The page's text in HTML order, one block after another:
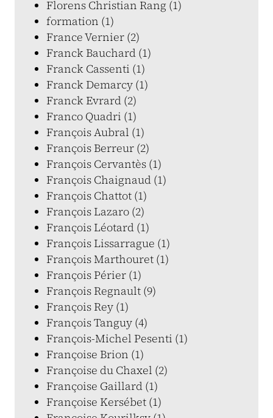
Florens Christian Rang (1)
formation (1)
France Vernier (2)
Franck Bauchard (1)
Franck Cassenti (1)
Franck Demarcy (1)
Franck Evrard (2)
Franco Quadri (1)
François Aubral (1)
François Berreur (2)
François Cervantès (1)
François Chaignaud (1)
François Chattot (1)
François Lazaro (2)
François Léotard (1)
François Lissarrague (1)
François Marthouret (1)
François Périer (1)
François Regnault (9)
François Rey (1)
François Tanguy (4)
François-Michel Pesenti (1)
Françoise Brion (1)
Françoise du Chaxel (2)
Françoise Gaillard (1)
Françoise Kersébet (1)